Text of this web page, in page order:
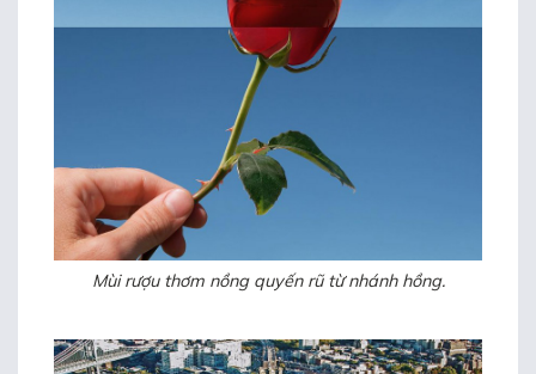
Mùi rượu thơm nồng quyến rũ từ nhánh hồng.